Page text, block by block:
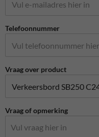
Telefoonnummer
Vraag over product
Vraag of opmerking